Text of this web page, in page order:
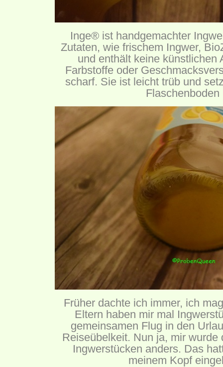
Inge® ist handgemachter
Zutaten, wie frischem Ingwer,
und enthält keine künstlichen
Farbstoffe oder
scharf. Sie ist leicht trüb und
Flaschenboden
Früher dachte ich immer, ich
Eltern haben mir mal
gemeinsamen Flug in den
Reiseübelkeit. Nun ja, mir wurde
Ingwerstücken anders. Das
meinem Kopf